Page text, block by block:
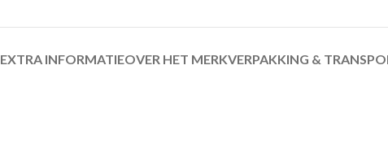
EXTRA INFORMATIEOVER HET MERKVERPAKKING &